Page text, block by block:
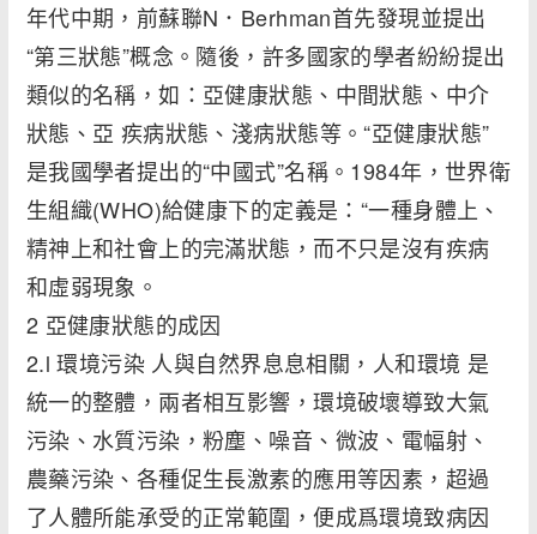
年代中期，前蘇聯N．Berhman首先發現並提出
“第三狀態”概念。隨後，許多國家的學者紛紛提出
類似的名稱，如：亞健康狀態、中間狀態、中介
狀態、亞 疾病狀態、淺病狀態等。“亞健康狀態”
是我國學者提出的“中國式”名稱。1984年，世界衛
生組織(WHO)給健康下的定義是：“一種身體上、
精神上和社會上的完滿狀態，而不只是沒有疾病
和虛弱現象。
2 亞健康狀態的成因
2.l 環境污染 人與自然界息息相關，人和環境 是
統一的整體，兩者相互影響，環境破壞導致大氣
污染、水質污染，粉塵、噪音、微波、電幅射、
農藥污染、各種促生長激素的應用等因素，超過
了人體所能承受的正常範圍，便成爲環境致病因